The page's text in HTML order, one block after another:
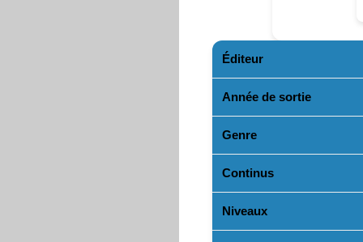
Éditeur
Année de sortie
Genre
Continus
Niveaux